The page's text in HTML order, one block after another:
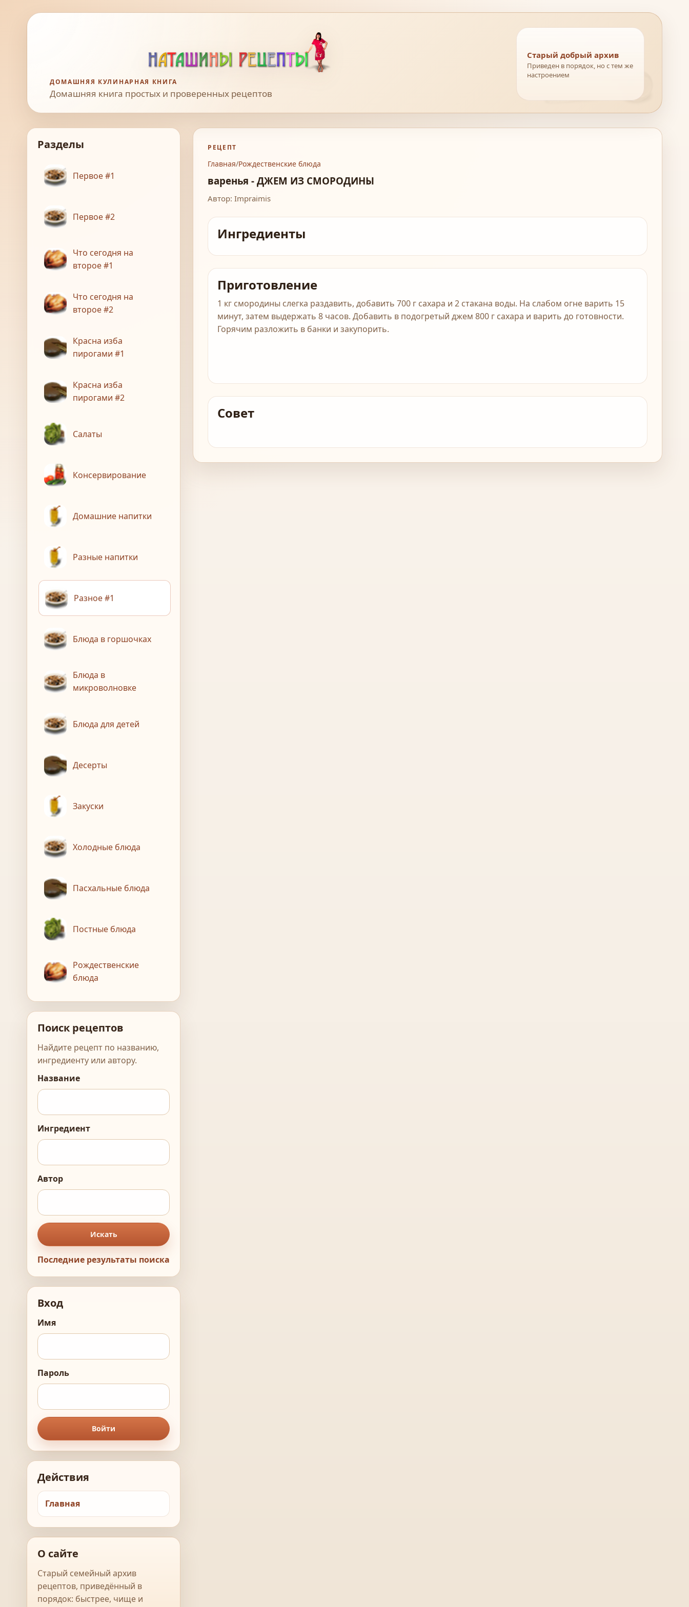
ДОМАШНЯЯ КУЛИНАРНАЯ КНИГА
Домашняя книга простых и проверенных рецептов
Старый добрый архив
Приведен в порядок, но с тем же
настроением
Разделы
Первое #1
Первое #2
Что сегодня на
второе #1
Что сегодня на
второе #2
Красна изба
пирогами #1
Красна изба
пирогами #2
Салаты
Консервирование
Домашние напитки
Разные напитки
Разное #1
Блюда в горшочках
Блюда в
микроволновке
Блюда для детей
Десерты
Закуски
Холодные блюда
Пасхальные блюда
Постные блюда
Рождественские
блюда
Поиск рецептов
Найдите рецепт по названию,
ингредиенту или автору.
Название
Ингредиент
Автор
Искать
Последние результаты поиска
Вход
Имя
Пароль
Войти
Действия
Главная
О сайте
Старый семейный архив
рецептов, приведённый в
порядок: быстрее, чище и
РЕЦЕПТ
Главная/Рождественские блюда
варенья - ДЖЕМ ИЗ СМОРОДИНЫ
Автор: Impraimis
Ингредиенты
Приготовление
1 кг смородины слегка раздавить, добавить 700 г сахара и 2 стакана воды. На слабом огне варить 15
минут, затем выдержать 8 часов. Добавить в подогретый джем 800 г сахара и варить до готовности.
Горячим разложить в банки и закупорить.
Совет